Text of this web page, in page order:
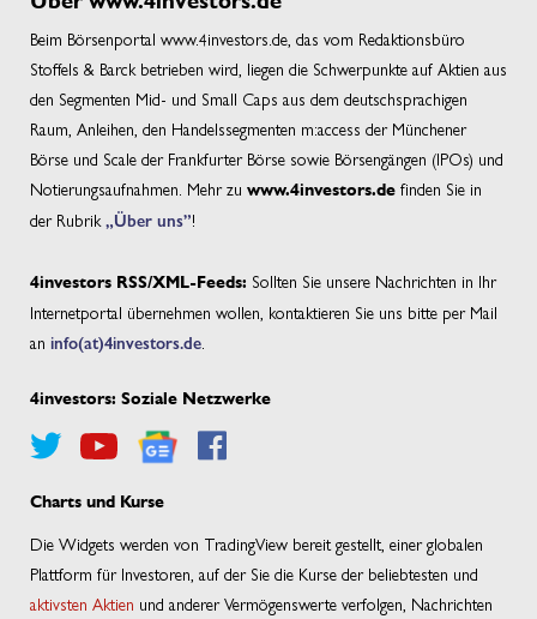
Beim Börsenportal www.4investors.de, das vom Redaktionsbüro
Stoffels & Barck betrieben wird, liegen die Schwerpunkte auf Aktien aus
den Segmenten Mid- und Small Caps aus dem deutschsprachigen
Raum, Anleihen, den Handelssegmenten m:access der Münchener
Börse und Scale der Frankfurter Börse sowie Börsengängen (IPOs) und
Notierungsaufnahmen. Mehr zu www.4investors.de finden Sie in
der Rubrik„Über uns”!
4investors RSS/XML-Feeds: Sollten Sie unsere Nachrichten in Ihr
Internetportal übernehmen wollen, kontaktieren Sie uns bitte per Mail
an info(at)4investors.de.
4investors: Soziale Netzwerke
Charts und Kurse
Die Widgets werden von TradingView bereit gestellt, einer globalen
Plattform für Investoren, auf der Sie die Kurse der beliebtesten und
aktivsten Aktien und anderer Vermögenswerte verfolgen, Nachrichten